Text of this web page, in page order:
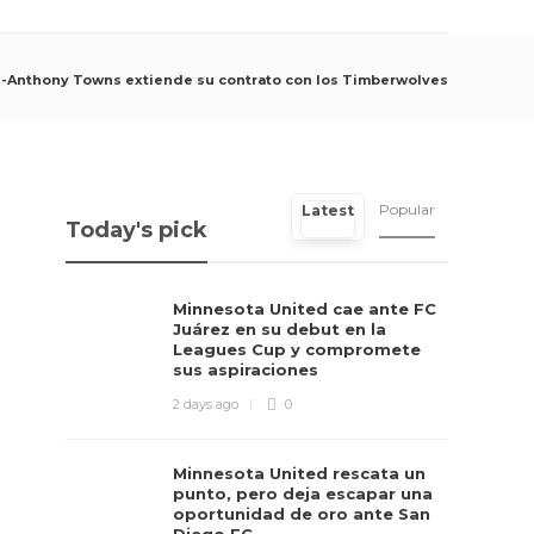
Anthony Towns extiende su contrato con los Timberwolves
Today's pick
Latest Popular
Minnesota United cae ante FC
Juárez en su debut en la
Leagues Cup y compromete
sus aspiraciones
2 days ago 0
Minnesota United rescata un
punto, pero deja escapar una
oportunidad de oro ante San